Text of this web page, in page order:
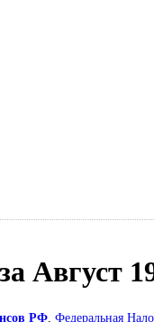
Август
РФ Федеральная